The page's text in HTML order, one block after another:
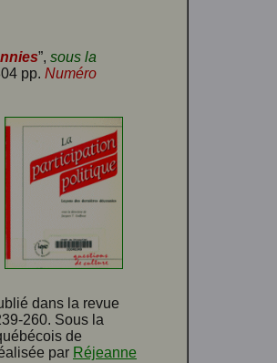
”, sous la
pp. Numéro
dans la revue
260. Sous la
de
par Réjeanne